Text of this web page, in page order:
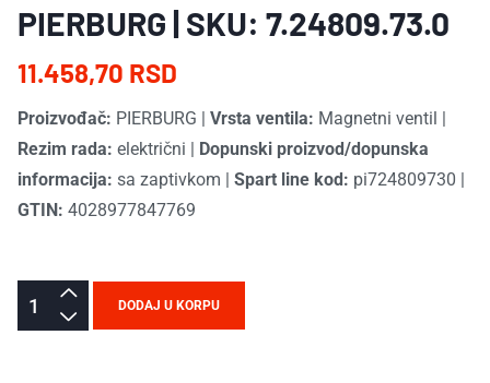
PIERBURG | SKU: 7.24809.73.0
11.458,70 RSD
Proizvođač: PIERBURG Vrsta ventila: Magnetni ventil
Rezim rada: električni
Dopunski proizvod/dopunska
informacija: sa zaptivkom Spart line kod: pi724809730
GTIN: 4028977847769
DODAJ U KORPU